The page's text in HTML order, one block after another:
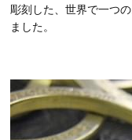
彫刻した、世界で一つ
ました。